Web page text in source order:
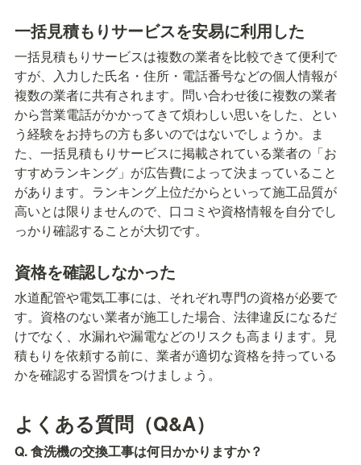
一括見積もりサービスを安易に利用した
一括見積もりサービスは複数の業者を比較できて便利で
すが、入力した氏名・住所・電話番号などの個人情報が
複数の業者に共有されます。問い合わせ後に複数の業者
から営業電話がかかってきて煩わしい思いをした、とい
う経験をお持ちの方も多いのではないでしょうか。ま
た、一括見積もりサービスに掲載されている業者の「お
すすめランキング」が広告費によって決まっていること
があります。ランキング上位だからといって施工品質が
高いとは限りませんので、口コミや資格情報を自分でし
っかり確認することが大切です。
資格を確認しなかった
水道配管や電気工事には、それぞれ専門の資格が必要で
す。資格のない業者が施工した場合、法律違反になるだ
けでなく、水漏れや漏電などのリスクも高まります。見
積もりを依頼する前に、業者が適切な資格を持っている
かを確認する習慣をつけましょう。
よくある質問（Q&A）
Q. 食洗機の交換工事は何日かかりますか？